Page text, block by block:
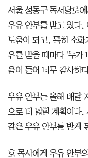
서울 성동구 독서당로
우유 안부를 받고 있다.
도움이 되고, 특히 소화
유를 받을 때마다 '누가
음이 들어 너무 감사하
우유 안부는 올해 배달
으로 더 넓힐 계획이다.
같은 우유 안부를 받게
호 목사에게 우유 안부